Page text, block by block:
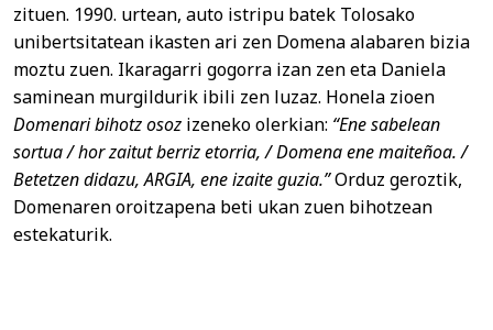
zituen. 1990. urtean, auto istripu batek Tolosako
unibertsitatean ikasten ari zen Domena alabaren bizia
moztu zuen. Ikaragarri gogorra izan zen eta Daniela
saminean murgildurik ibili zen luzaz. Honela zioen
Domenari bihotz osoz izeneko olerkian: “Ene sabelean
sortua / hor zaitut berriz etorria, / Domena ene maiteñoa. /
Betetzen didazu, ARGIA, ene izaite guzia.”Orduz geroztik,
Domenaren oroitzapena beti ukan zuen bihotzean
estekaturik.